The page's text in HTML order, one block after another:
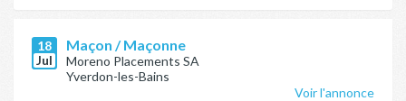
18
Jul
Maçon / Maçonne
Moreno Placements SA
Yverdon-les-Bains
Voir l'annonce